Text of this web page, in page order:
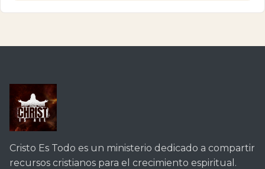
Cristo Es Todo es un ministerio dedicado a compartir
recursos cristianos para el crecimiento espiritual.